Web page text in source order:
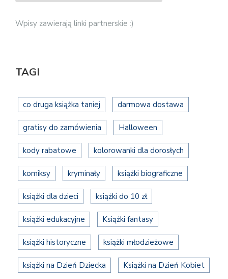
Wpisy zawierają linki partnerskie :)
TAGI
co druga książka taniej darmowa dostawa
gratisy do zamówienia Halloween
kody rabatowe kolorowanki dla dorosłych
komiksy kryminały książki biograficzne
książki dla dzieci książki do 10 zł
książki edukacyjne Książki fantasy
książki historyczne książki młodzieżowe
książki na Dzień Dziecka Książki na Dzień Kobiet